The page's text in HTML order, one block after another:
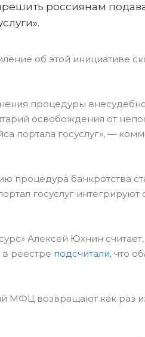
россиянам
об этой инициативе
процедуры
освобождения от
портала госуслуг», —
процедура банкротства
госуслуг
Алексей Юхнин
реестре подсчитали, что
МФЦ возвращают как раз